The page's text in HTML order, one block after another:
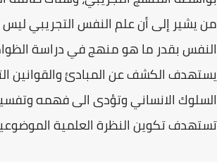
من يشير إلى أن علم النفس التجريبي
النفس بقدر ما هو منهج في دراسة
يستهدف الكشف عن المبادئ والقوانين
السلوك الانساني وتؤدى الى فهمه
تستهدف تكوين النظرة العلمية